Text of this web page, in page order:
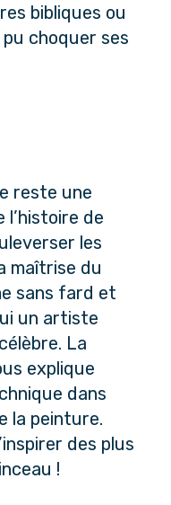
bibliques ou
choquer ses
reste une
de
les
maîtrise du
sans fard et
un artiste
La
explique
dans
la peinture.
des plus
!